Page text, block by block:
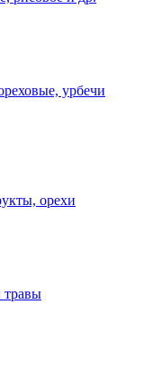
урбечи
орехи
травы